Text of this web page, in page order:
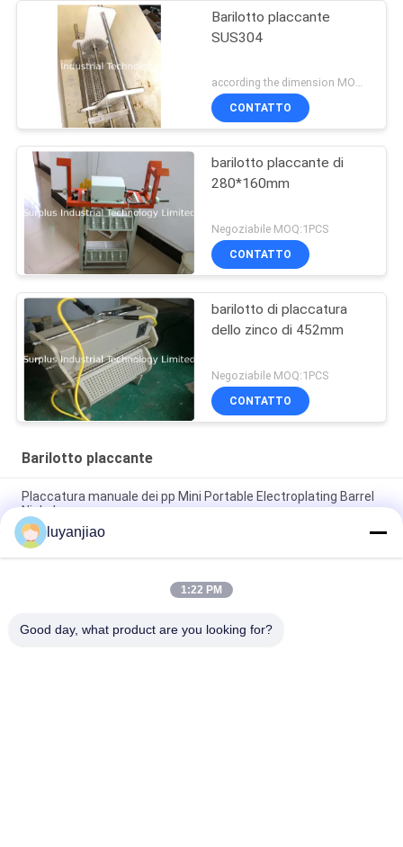
Barilotto placcante
SUS304
according the dimension MOQ:1PCS
CONTATTO
barilotto placcante di
280*160mm
Negoziabile MOQ:1PCS
CONTATTO
barilotto di placcatura
dello zinco di 452mm
Negoziabile MOQ:1PCS
CONTATTO
Barilotto placcante
Placcatura manuale dei pp Mini Portable Electroplating Barrel
Nickel
Linea di placcatura automatica di Chrome del barilotto di
velocità pp attrezzatura per il trattamento di superficie
Linea di produzione di servizio 280mm Dia Electroplating Barrel
luyanjiao
1:22 PM
Good day, what product are you looking for?